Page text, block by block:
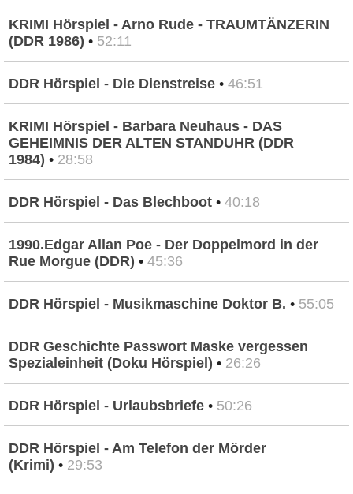
KRIMI Hörspiel - Arno Rude - TRAUMTÄNZERIN
(DDR 1986) • 52:11
DDR Hörspiel - Die Dienstreise • 46:51
KRIMI Hörspiel - Barbara Neuhaus - DAS
GEHEIMNIS DER ALTEN STANDUHR (DDR
1984) • 28:58
DDR Hörspiel - Das Blechboot • 40:18
1990.Edgar Allan Poe - Der Doppelmord in der
Rue Morgue (DDR) • 45:36
DDR Hörspiel - Musikmaschine Doktor B. • 55:05
DDR Geschichte Passwort Maske vergessen
Spezialeinheit (Doku Hörspiel) • 26:26
DDR Hörspiel - Urlaubsbriefe • 50:26
DDR Hörspiel - Am Telefon der Mörder
(Krimi) • 29:53